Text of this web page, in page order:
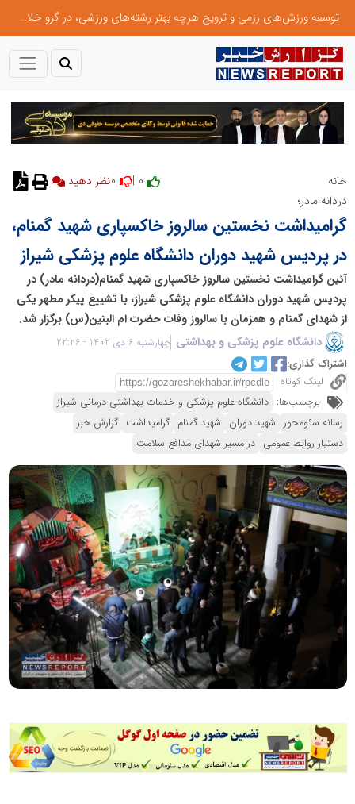
توسعه ورزش‌های رزمی و ترویج هرچه بهتر رشته‌های ورزشی، در گرو خلاقیت و نوآوری است
خانه
نظر دهید
دردانه مادر؛
گرامیداشت نخستین سالروز خاکسپاری شهید گمنام،
در پردیس شهید دوران دانشگاه علوم پزشکی شیراز
آئین گرامیداشت نخستین سالروز خاکسپاری شهید گمنام(دردانه مادر) در
پردیس شهید دوران دانشگاه علوم پزشکی شیراز، با تشییع پیکر مطهر یکی
از شهدای گمنام و همزمان با سالروز وفات حضرت ام البنین(س) برگزار شد.
دانشگاه علوم پزشکی و بهداشتی چهارشنبه 6 دی 1402 - 22:26
اشتراک گذاری:
لینک کوتاه
برچسب‌ها: دانشگاه علوم پزشکی و خدمات بهداشتی درمانی شیراز
رسانه سئومحور شهید دوران شهید گمنام گرامیداشت گزارش خبر
دستیار روابط عمومی در مسیر شهدای مدافع سلامت